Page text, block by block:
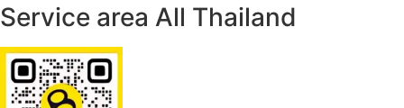
Service area All Thailand